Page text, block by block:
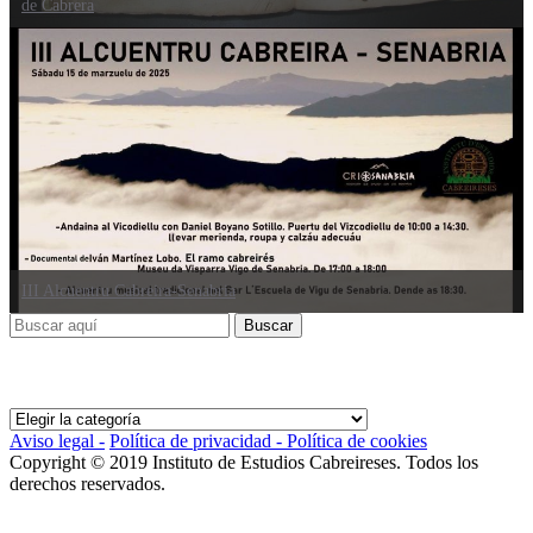
de Cabrera
III Alcuentru Cabreira-Senabria
Categorías
Aviso legal - Política de privacidad - Política de cookies
Copyright © 2019 Instituto de Estudios Cabreireses. Todos los
derechos reservados.